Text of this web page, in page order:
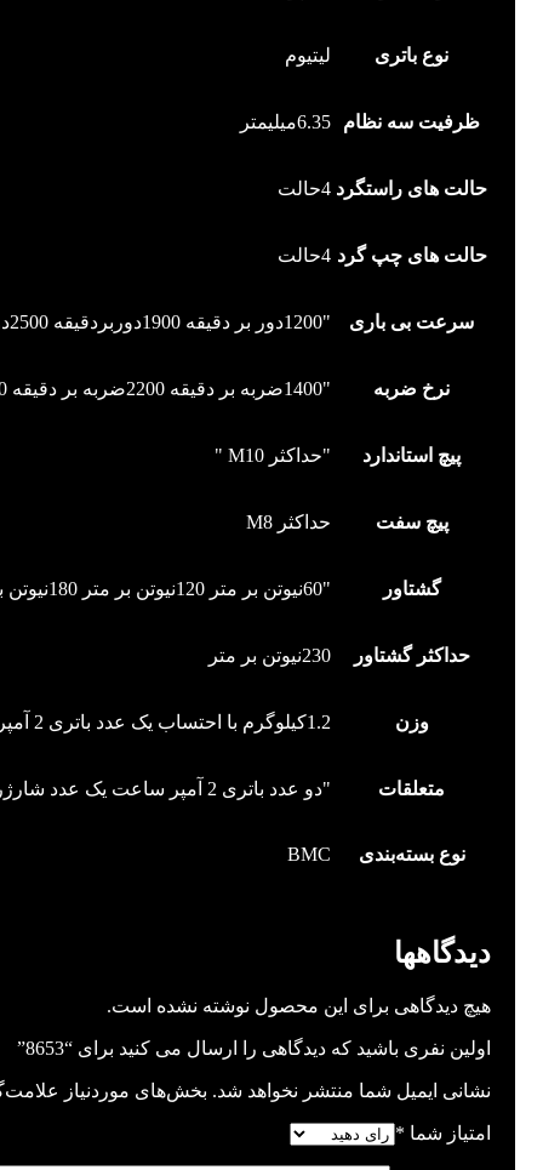
نوع باتری لیتیوم
ظرفیت سه نظام 6.35میلیمتر
حالت های راستگرد 4حالت
حالت های چپ گرد 4حالت
سرعت بی باری "1200دور بر دقیقه 1900دوربردقیقه 2500دور بر دقیقه 3200دور بر دقیقه "
نرخ ضربه "1400ضربه بر دقیقه 2200ضربه بر دقیقه 3000ضربه بر دقیقه 4000ضربه بر دقیقه"
پیچ استاندارد "حداکثر M10 "
پیچ سفت حداکثر M8
گشتاور "60نیوتن بر متر 120نیوتن بر متر 180نیوتن بر متر 230نیوتن بر متر"
حداکثر گشتاور 230نیوتن بر متر
وزن 1.2کیلوگرم با احتساب یک عدد باتری 2 آمپر ساعت
متعلقات "دو عدد باتری 2 آمپر ساعت یک عدد شارژر 2 آمپر"
نوع بسته‌بندی BMC
دیدگاهها
هیچ دیدگاهی برای این محصول نوشته نشده است.
اولین نفری باشید که دیدگاهی را ارسال می کنید برای “8653”
نشانی ایمیل شما منتشر نخواهد شد. بخش‌های موردنیاز
امتیاز شما *